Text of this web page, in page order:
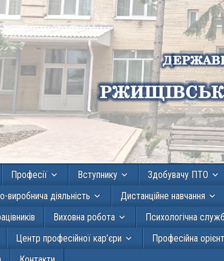
Професії Вступнику Здобувачу ПТО
виробнича діяльність Дистанційне навчання
Виховна робота Психологічна
Центр професійної кар’єри Професійна